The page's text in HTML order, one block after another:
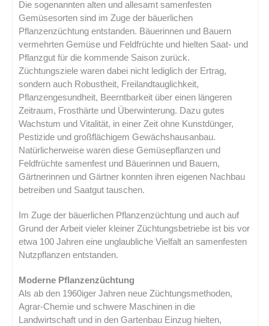
Die sogenannten alten und allesamt samenfesten
Gemüsesorten sind im Zuge der bäuerlichen
Pflanzenzüchtung entstanden. Bäuerinnen und Bauern
vermehrten Gemüse und Feldfrüchte und hielten Saat- und
Pflanzgut für die kommende Saison zurück.
Züchtungsziele waren dabei nicht lediglich der Ertrag,
sondern auch Robustheit, Freilandtauglichkeit,
Pflanzengesundheit, Beerntbarkeit über einen längeren
Zeitraum, Frosthärte und Überwinterung. Dazu gutes
Wachstum und Vitalität, in einer Zeit ohne Kunstdünger,
Pestizide und großflächigem Gewächshausanbau.
Natürlicherweise waren diese Gemüsepflanzen und
Feldfrüchte samenfest und Bäuerinnen und Bauern,
Gärtnerinnen und Gärtner konnten ihren eigenen Nachbau
betreiben und Saatgut tauschen.
Im Zuge der bäuerlichen Pflanzenzüchtung und auch auf
Grund der Arbeit vieler kleiner Züchtungsbetriebe ist bis vor
etwa 100 Jahren eine unglaubliche Vielfalt an samenfesten
Nutzpflanzen entstanden.
Moderne Pflanzenzüchtung
Als ab den 1960iger Jahren neue Züchtungsmethoden,
Agrar-Chemie und schwere Maschinen in die
Landwirtschaft und in den Gartenbau Einzug hielten,